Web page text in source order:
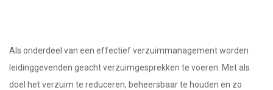
Als onderdeel van een effectief verzuimmanagement worden
leidinggevenden geacht verzuimgesprekken te voeren. Met als
doel het verzuim te reduceren, beheersbaar te houden en zo